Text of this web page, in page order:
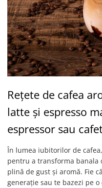
Rețete de cafea
latte și espresso
espressor sau
În lumea iubitorilor de
pentru a transforma banala
plină de gust și aromă. Fie
generație sau te bazezi pe